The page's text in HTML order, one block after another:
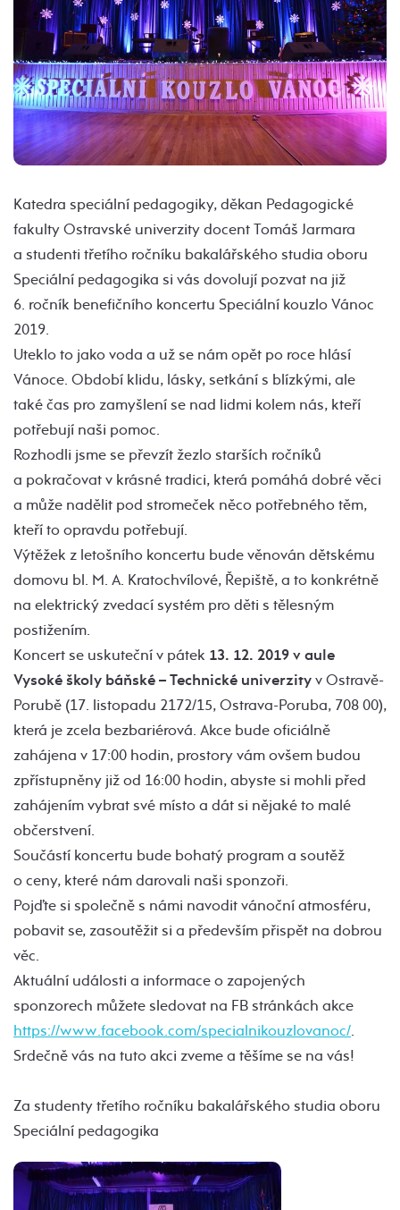
Katedra speciální pedagogiky, děkan Pedagogické
fakulty Ostravské univerzity docent Tomáš Jarmara
a studenti třetího ročníku bakalářského studia oboru
Speciální pedagogika si vás dovolují pozvat na již
6. ročník benefičního koncertu Speciální kouzlo Vánoc
2019.
Uteklo to jako voda a už se nám opět po roce hlásí
Vánoce. Období klidu, lásky, setkání s blízkými, ale
také čas pro zamyšlení se nad lidmi kolem nás, kteří
potřebují naši pomoc.
Rozhodli jsme se převzít žezlo starších ročníků
a pokračovat v krásné tradici, která pomáhá dobré věci
a může nadělit pod stromeček něco potřebného těm,
kteří to opravdu potřebují.
Výtěžek z letošního koncertu bude věnován dětskému
domovu bl. M. A. Kratochvílové, Řepiště, a to konkrétně
na elektrický zvedací systém pro děti s tělesným
postižením.
Koncert se uskuteční v pátek 13. 12. 2019 v aule
Vysoké školy báňské – Technické univerzityv Ostravě-
Porubě (17. listopadu 2172/15, Ostrava-Poruba, 708 00),
která je zcela bezbariérová. Akce bude oficiálně
zahájena v 17:00 hodin, prostory vám ovšem budou
zpřístupněny již od 16:00 hodin, abyste si mohli před
zahájením vybrat své místo a dát si nějaké to malé
občerstvení.
Součástí koncertu bude bohatý program a soutěž
o ceny, které nám darovali naši sponzoři.
Pojďte si společně s námi navodit vánoční atmosféru,
pobavit se, zasoutěžit si a především přispět na dobrou
věc.
Aktuální události a informace o zapojených
sponzorech můžete sledovat na FB stránkách akce
https://www.facebook.com/specialnikouzlovanoc/.
Srdečně vás na tuto akci zveme a těšíme se na vás!
Za studenty třetího ročníku bakalářského studia oboru
Speciální pedagogika